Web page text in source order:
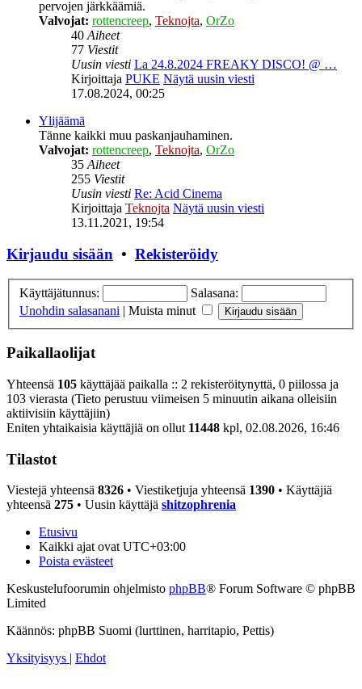
pervojen järkkäämiä.
Valvojat: rottencreep, Teknojta, OrZo
40Aiheet
77 Viestit
Uusin viesti La 24.8.2024 FREAKY DISCO! @ …
Kirjoittaja PUKE Näytä uusin viesti
17.08.2024, 00:25
Ylijäämä
Tänne kaikki muu paskanjauhaminen.
Valvojat: rottencreep, Teknojta, OrZo
35Aiheet
255 Viestit
Uusin viesti Re: Acid Cinema
Kirjoittaja Teknojta Näytä uusin viesti
13.11.2021, 19:54
Kirjaudu sisään • Rekisteröidy
Käyttäjätunnus:
Salasana:
Unohdin salasanani | Muista minut
Paikallaolijat
Yhteensä 105 käyttäjää paikalla :: 2 rekisteröitynyttä, 0 piilossa ja
103 vierasta (Tieto perustuu viimeisen 5 minuutin aikana olleisiin
aktiivisiin käyttäjiin)
Eniten yhtaikaisia käyttäjiä on ollut 11448 kpl, 02.08.2026, 16:46
Tilastot
Viestejä yhteensä 8326 • Viestiketjuja yhteensä 1390 • Käyttäjiä
yhteensä 275 • Uusin käyttäjä shitzophrenia
Etusivu
Kaikki ajat ovat UTC+03:00
Poista evästeet
Keskustelufoorumin ohjelmisto phpBB® Forum Software © phpBB
Limited
Käännös: phpBB Suomi (lurttinen, harritapio, Pettis)
Yksityisyys | Ehdot